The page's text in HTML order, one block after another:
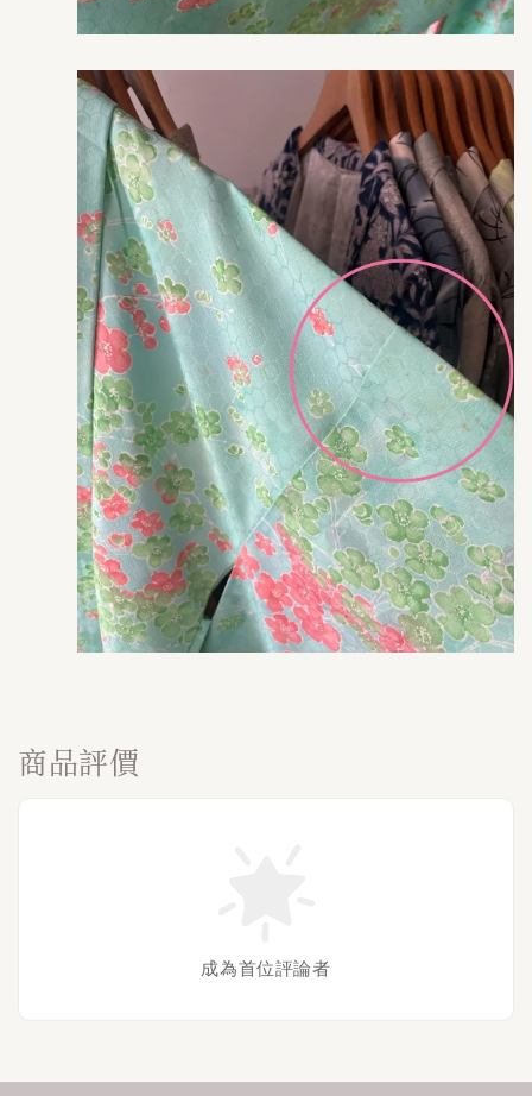
商品評價
成為首位評論者